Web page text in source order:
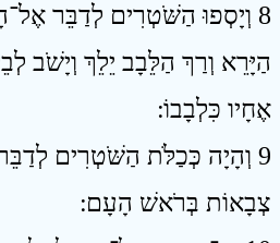
8 וְיָסְפוּ הַשֹּׁטְרִים לְדַבֵּר
הַיָּרֵא וְרַךְ הַלֵּבָב יֵלֵךְ וְיָשֹׁב
אֶחָיו כִּלְבָבוֹ ׃
9 וְהָיָה כְּכַלֹּת הַשֹּׁטְרִים
צְבָאוֹת בְּרֹאשׁ הָעָם ׃